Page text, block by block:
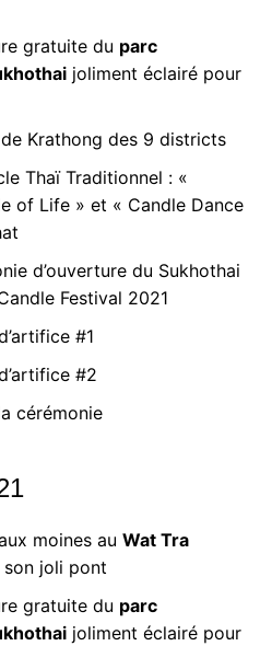
gratuite du parc
joliment éclairé pour
Krathong des 9 districts
Thaï Traditionnel : «
of Life » et « Candle Dance
d’ouverture du Sukhothai
Festival 2021
#1
#2
cérémonie
moines au Wat Tra
joli pont
gratuite du parc
joliment éclairé pour